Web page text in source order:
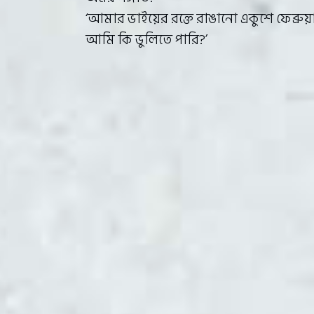
‘আমার ভাইয়ের রক্তে রাঙানো একুশে
আমি কি ভুলিতে পারি?’